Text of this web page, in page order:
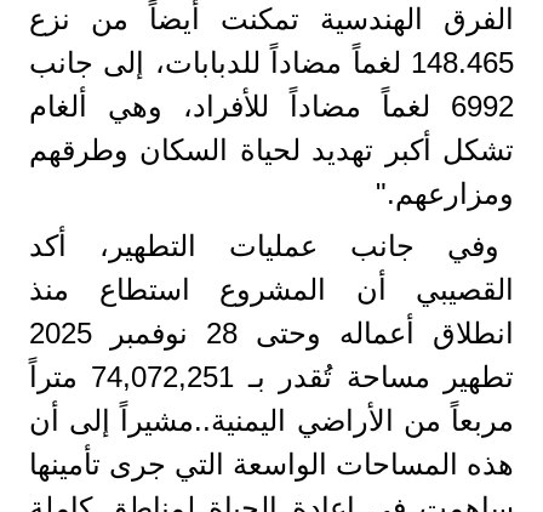
الفرق الهندسية تمكنت أيضاً من نزع
148.465 لغماً مضاداً للدبابات، إلى جانب
6992 لغماً مضاداً للأفراد، وهي ألغام
تشكل أكبر تهديد لحياة السكان وطرقهم
ومزارعهم."
وفي جانب عمليات التطهير، أكد
القصيبي أن المشروع استطاع منذ
انطلاق أعماله وحتى 28 نوفمبر 2025
تطهير مساحة تُقدر بـ 74,072,251 متراً
مربعاً من الأراضي اليمنية..مشيراً إلى أن
هذه المساحات الواسعة التي جرى تأمينها